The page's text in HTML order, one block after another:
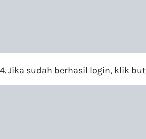
4. Jika sudah berhasil login, klik